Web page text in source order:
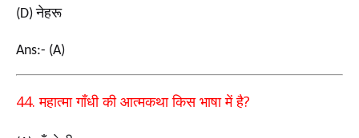
(D)नेहरू
Ans:- (A)
44.महात्मा गाँधी की आत्मकथा किस भाषा में है?